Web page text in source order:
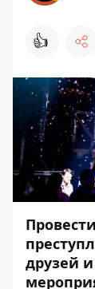
👍
друзей